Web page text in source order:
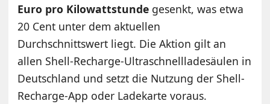
Euro pro Kilowattstunde gesenkt, was etwa
20 Cent unter dem aktuellen
Durchschnittswert liegt. Die Aktion gilt an
allen Shell-Recharge-Ultraschnellladesäulen in
Deutschland und setzt die Nutzung der Shell-
Recharge-App oder Ladekarte voraus.